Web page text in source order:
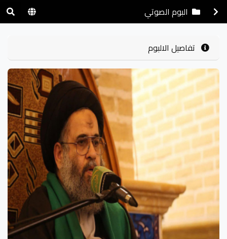
البوم الصوتي
تفاصيل الالبوم